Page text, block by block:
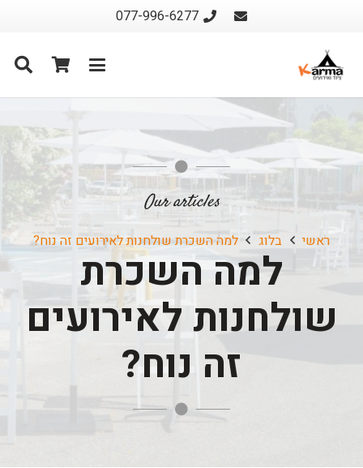
077-996-6277
Our articles
ראשי בלוג למה השכרת שולחנות לאירועים זה נוח?
למה השכרת
שולחנות לאירועים
זה נוח?